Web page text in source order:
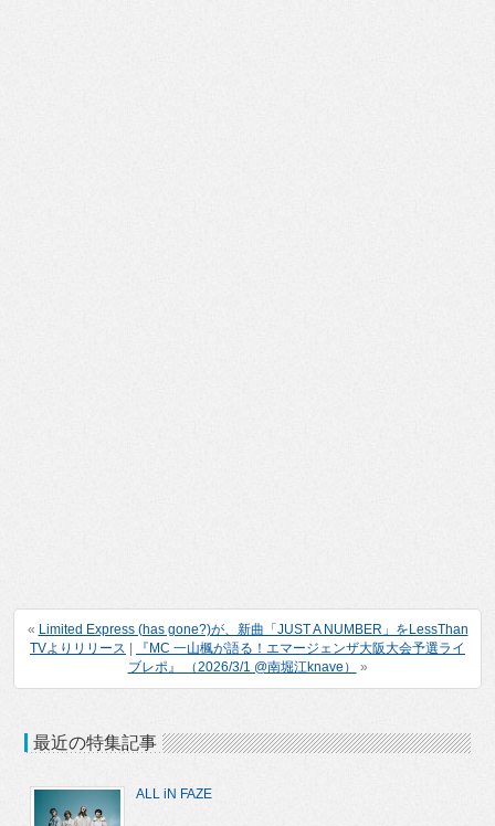
« Limited Express (has gone?)が、新曲「JUST A NUMBER」をLessThan
TVよりリリース
『MC 一山楓が語る！エマージェンザ大阪大会予選ライ
ブレポ』 （2026/3/1 @南堀江knave）
»
最近の特集記事
ALL iN FAZE